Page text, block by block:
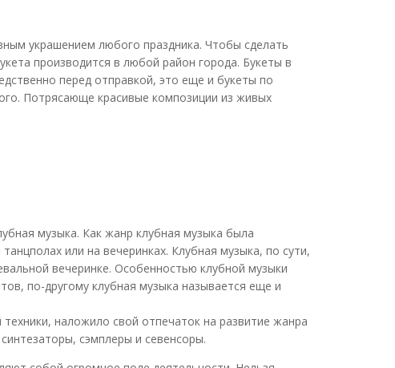
украшением любого праздника. Чтобы сделать
производится в любой район города. Букеты в
перед отправкой, это еще и букеты по
Потрясающе красивые композиции из живых
музыка. Как жанр клубная музыка была
или на вечеринках. Клубная музыка, по сути,
вечеринке. Особенностью клубной музыки
по-другому клубная музыка называется еще и
наложило свой отпечаток на развитие жанра
сэмплеры и севенсоры.